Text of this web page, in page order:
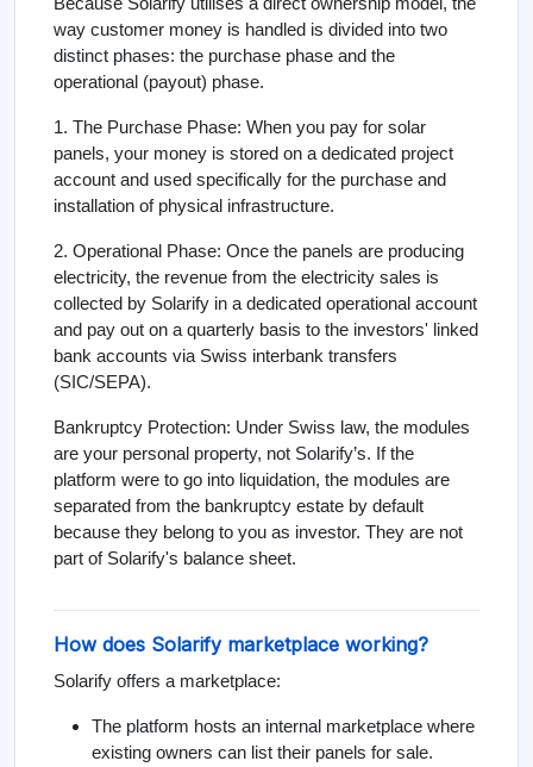
way customer money is handled is divided into two
distinct phases: the purchase phase and the
operational (payout) phase.
1. The Purchase Phase: When you pay for solar
panels, your money is stored on a dedicated project
account and used specifically for the purchase and
installation of physical infrastructure.
2. Operational Phase: Once the panels are producing
electricity, the revenue from the electricity sales is
collected by Solarify in a dedicated operational account
and pay out on a quarterly basis to the investors' linked
bank accounts via Swiss interbank transfers
(SIC/SEPA).
Bankruptcy Protection: Under Swiss law, the modules
are your personal property, not Solarify’s. If the
platform were to go into liquidation, the modules are
separated from the bankruptcy estate by default
because they belong to you as investor. They are not
part of Solarify's balance sheet.
How does Solarify marketplace working?
Solarify offers a marketplace:
The platform hosts an internal marketplace where
existing owners can list their panels for sale.